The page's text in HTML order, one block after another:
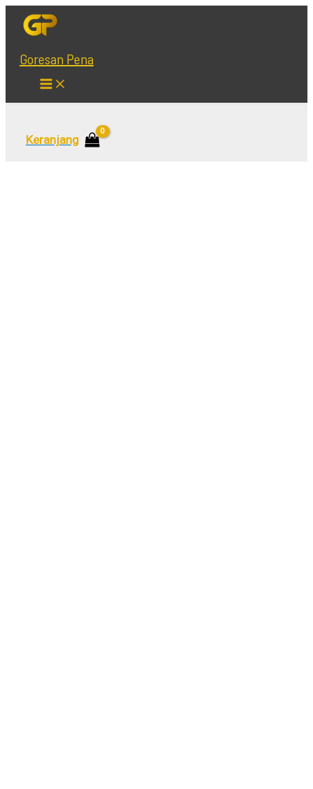
Lewati
konten
Goresan Pena
Main
Menu
Keranjang